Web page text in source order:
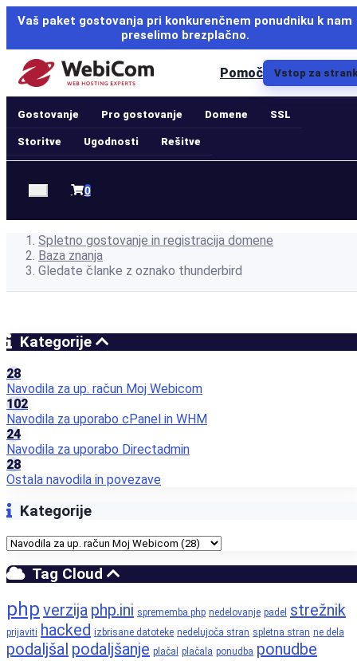
Vaš paket gostovanja pri konkurenčnem ponudniku k nam
preselimo brezplačno.
Pomoč Vstop za
Gostovanje Pro gostovanje Domene SSL
Storitve Ugodnosti Rešitve
0
Nakupovalna
Spletno gostovanje in registracija domene
Baza znanja
Gledate članke z oznako thunderbird
Kategorije
28
Navodila za up. račun Moj Webicom
102
Navodila za uporabo cPanel in WHM
24
Navodila za uporabo Directadmin
28
Ostala navodila in povezave
Kategorije
Tag Cloud
php verzija php.ini sprememba php nedelovanje padel strežnik
prijaviti hacked izbrisane datoteke nedelujoča stran spletna stran ne dela
podaljšal podaljšanje plačal plačala ponudba ponudbe